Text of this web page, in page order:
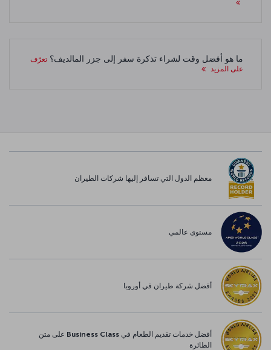
ما هو أفضل وقت لشراء تذكرة سفر إلى جزر المالديف؟ تعرّف
على المزيد
معظم الدول التي تسافر إليها شركات الطيران
مستوى عالمي
أفضل شركة طيران في أوروبا
أفضل خدمات تقديم الطعام في Business Class على متن
الطائرة